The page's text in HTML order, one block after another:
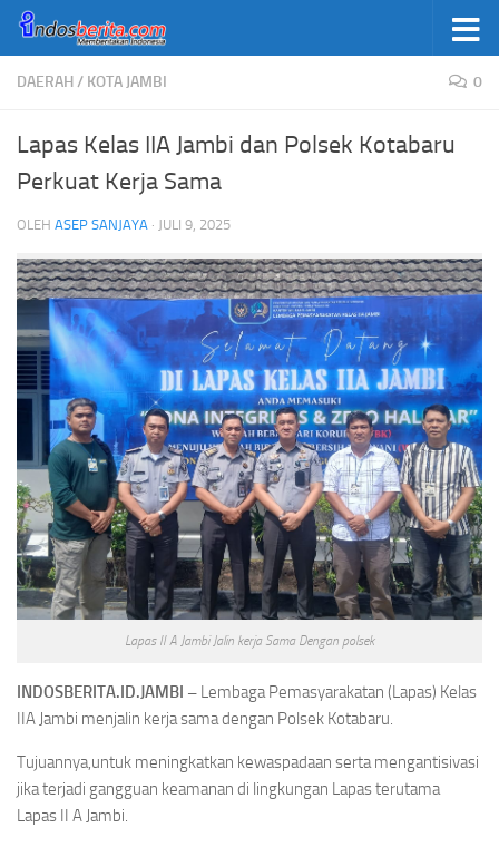
Skip to content
DAERAH/ KOTA JAMBI 0
Lapas Kelas IIA Jambi dan Polsek Kotabaru
Perkuat Kerja Sama
OLEH ASEP SANJAYA · JULI 9, 2025
Lapas II A Jambi Jalin kerja Sama Dengan polsek
INDOSBERITA.ID.JAMBI – Lembaga Pemasyarakatan (Lapas) Kelas
IIA Jambi menjalin kerja sama dengan Polsek Kotabaru.
Tujuannya,untuk meningkatkan kewaspadaan serta mengantisivasi
jika terjadi gangguan keamanan di lingkungan Lapas terutama
Lapas II A Jambi.